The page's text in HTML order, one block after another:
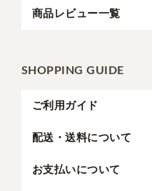
商品レビュー一覧
SHOPPING GUIDE
ご利用ガイド
配送・送料について
お支払いについて